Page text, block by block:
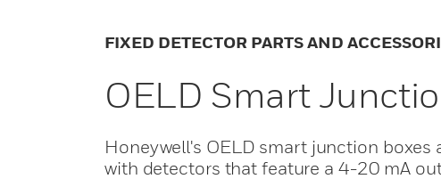
FIXED DETECTOR PARTS AND
OELD Smart
Honeywell's OELD smart junction
with detectors that feature a 4-20 mA